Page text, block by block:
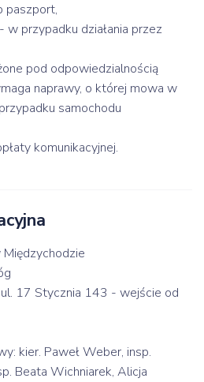
paszport,
- w przypadku działania przez
pod odpowiedzialnością
naprawy, o której mowa w
samochodu
komunikacyjnej.
17 Stycznia 143 - wejście od
kier. Paweł Weber, insp.
Beata Wichniarek, Alicja